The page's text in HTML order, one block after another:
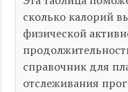
сколько калорий
физической
справочник для
отслеживания